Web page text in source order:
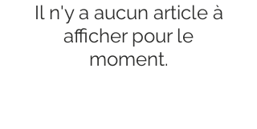
Il n'y a aucun article à
afficher pour le
moment.